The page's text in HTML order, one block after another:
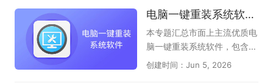
使用AI功能的时候，还支持输
入网址访问页面，称的上隐形
AI浏览器（如豆包、夸克、纳
我们为您搜罗了多款最新、最
有娱乐、有视频、有音乐、有
办公、有管家、有浏览器等品
类，应有尽有，可以满足不同
用户的下载和体验，感兴趣的
朋友千万不要错过，尽快下载
具，为您呈现当前电脑端AI翻
译领域的权威选择指南，助您
一目了然做出决策。本专题页
面全面收录了电脑端高效专业
电脑一键重装系统软件汇总
本专题汇总市面上主流优质电
脑一键重装系统软件，包含云
净装机大师、小白一键重装系
创建时间：Jun 5, 2026